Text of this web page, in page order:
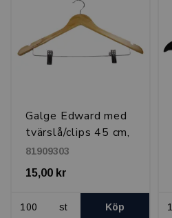
Galge Edward med
tvärslå/clips 45 cm,
Natur
81909303
15,00 kr
st Köp